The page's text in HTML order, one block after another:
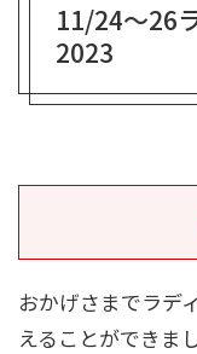
11/24～26
2023
おかげさまでラデ
えることができま